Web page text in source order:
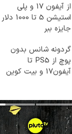
از آیفون 17 و پلی
استیشن 5 تا 1000 دلار
جایزه ببر
گردونه شانس بدون
پوچ از PS5 تا
آیفون17 و بیت کوین